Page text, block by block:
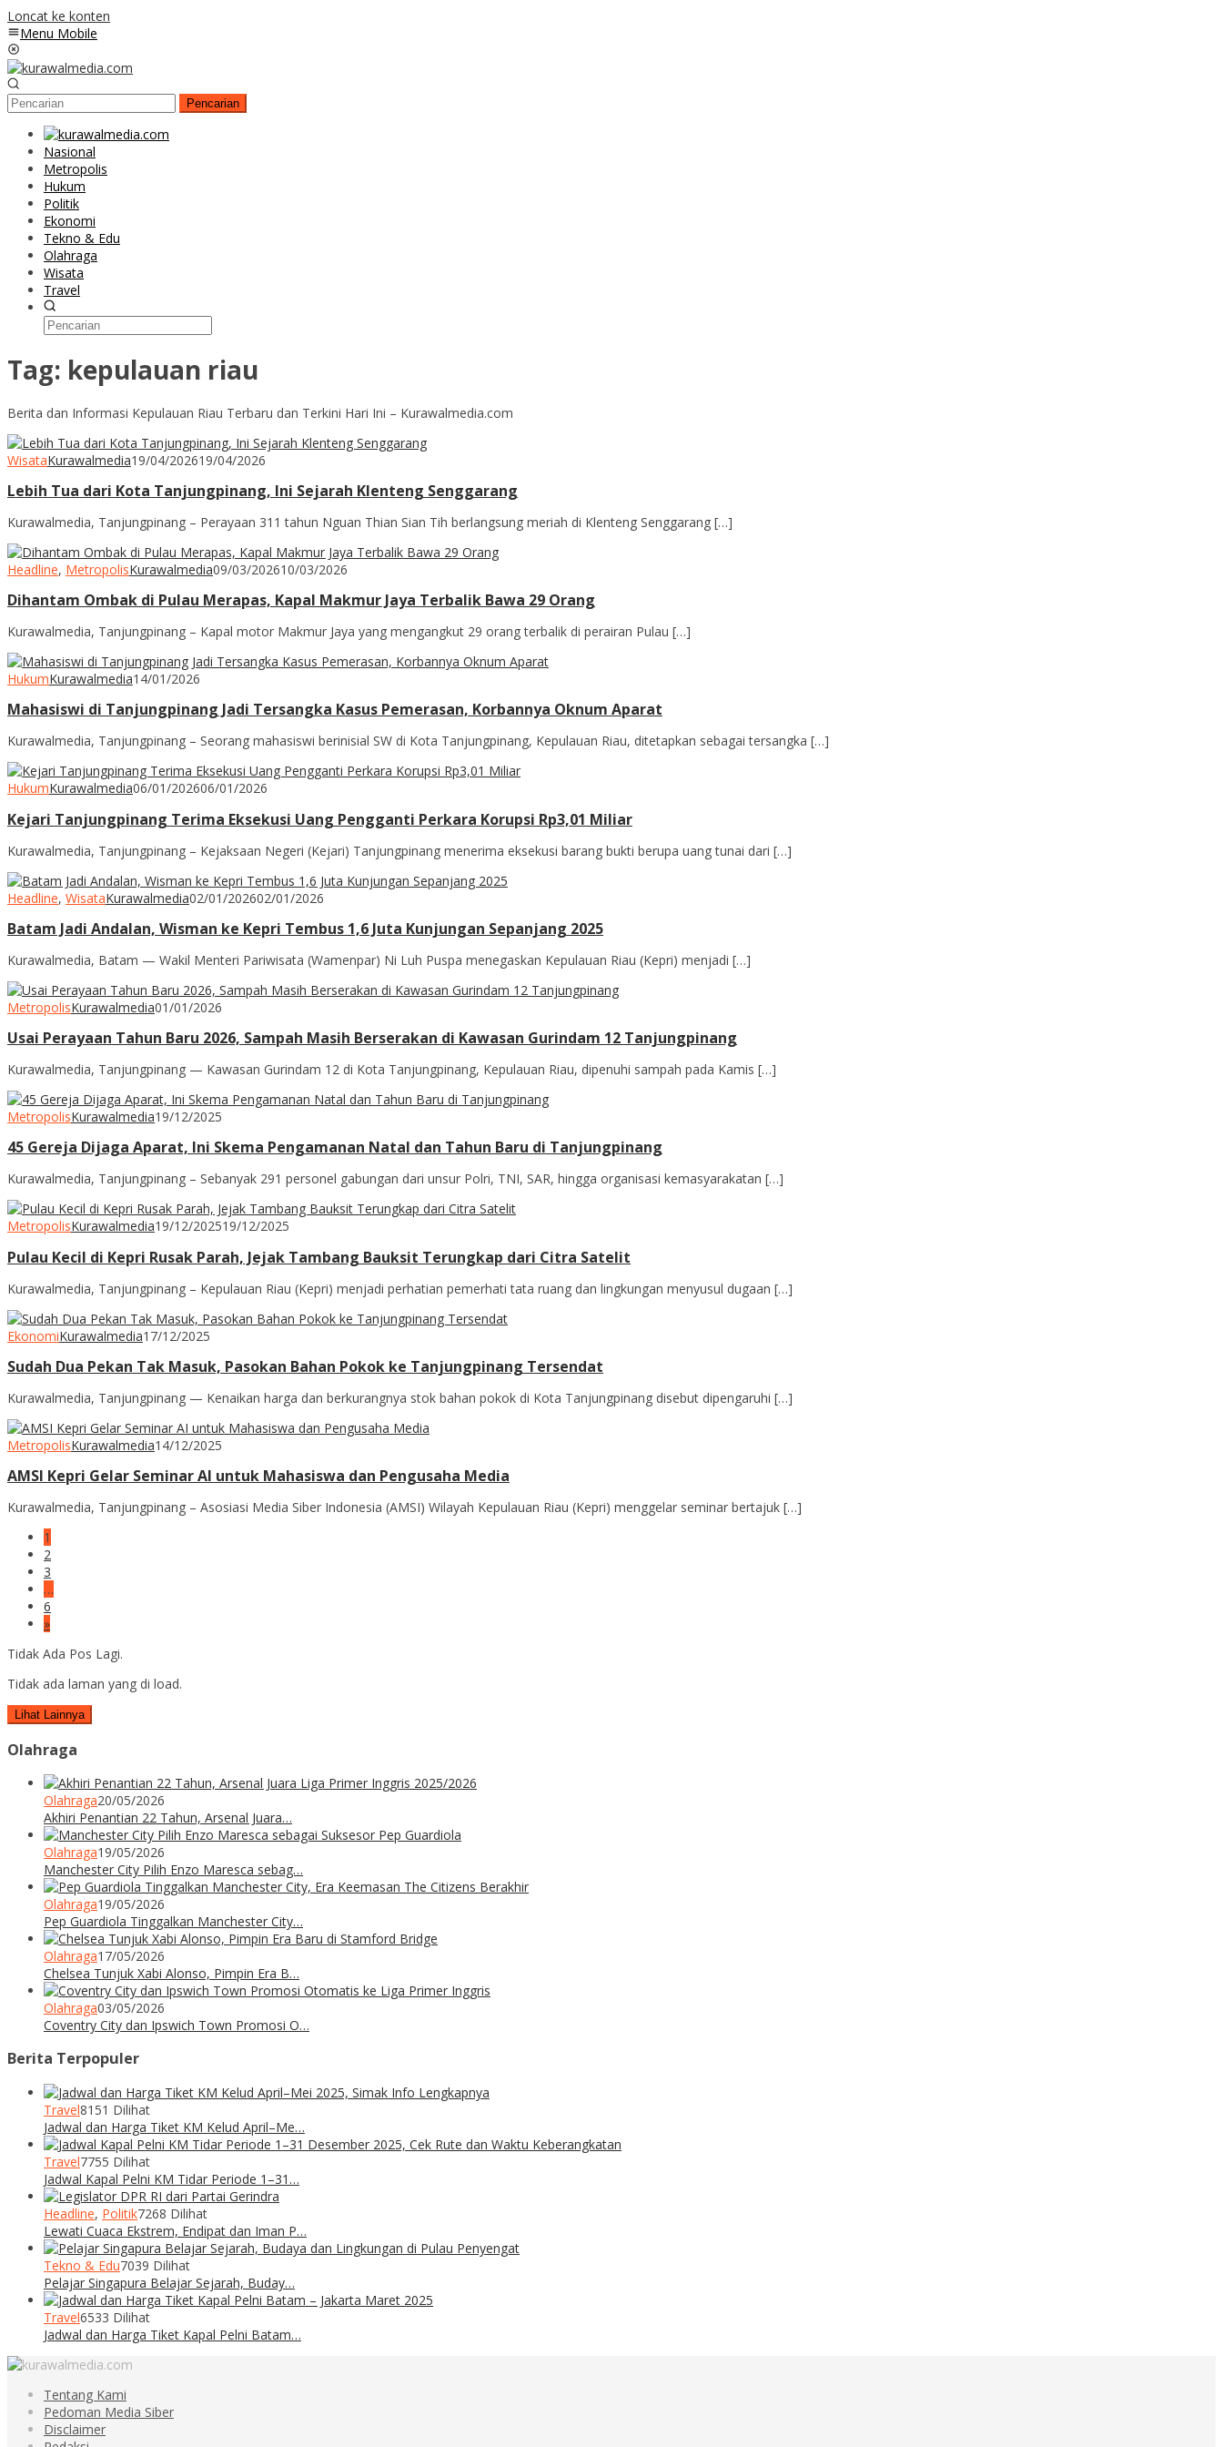
Loncat ke konten
Menu Mobile
Pencarian
Nasional
Metropolis
Hukum
Politik
Ekonomi
Tekno & Edu
Olahraga
Wisata
Travel
Tag: kepulauan riau
Berita dan Informasi Kepulauan Riau Terbaru dan Terkini Hari Ini – Kurawalmedia.com
WisataKurawalmedia19/04/202619/04/2026
Lebih Tua dari Kota Tanjungpinang, Ini Sejarah Klenteng Senggarang
Kurawalmedia, Tanjungpinang – Perayaan 311 tahun Nguan Thian Sian Tih berlangsung meriah di Klenteng Senggarang […]
Headline, MetropolisKurawalmedia09/03/202610/03/2026
Dihantam Ombak di Pulau Merapas, Kapal Makmur Jaya Terbalik Bawa 29 Orang
Kurawalmedia, Tanjungpinang – Kapal motor Makmur Jaya yang mengangkut 29 orang terbalik di perairan Pulau […]
HukumKurawalmedia14/01/2026
Mahasiswi di Tanjungpinang Jadi Tersangka Kasus Pemerasan, Korbannya Oknum Aparat
Kurawalmedia, Tanjungpinang – Seorang mahasiswi berinisial SW di Kota Tanjungpinang, Kepulauan Riau, ditetapkan sebagai tersangka […]
HukumKurawalmedia06/01/202606/01/2026
Kejari Tanjungpinang Terima Eksekusi Uang Pengganti Perkara Korupsi Rp3,01 Miliar
Kurawalmedia, Tanjungpinang – Kejaksaan Negeri (Kejari) Tanjungpinang menerima eksekusi barang bukti berupa uang tunai dari […]
Headline, WisataKurawalmedia02/01/202602/01/2026
Batam Jadi Andalan, Wisman ke Kepri Tembus 1,6 Juta Kunjungan Sepanjang 2025
Kurawalmedia, Batam — Wakil Menteri Pariwisata (Wamenpar) Ni Luh Puspa menegaskan Kepulauan Riau (Kepri) menjadi […]
MetropolisKurawalmedia01/01/2026
Usai Perayaan Tahun Baru 2026, Sampah Masih Berserakan di Kawasan Gurindam 12 Tanjungpinang
Kurawalmedia, Tanjungpinang — Kawasan Gurindam 12 di Kota Tanjungpinang, Kepulauan Riau, dipenuhi sampah pada Kamis […]
MetropolisKurawalmedia19/12/2025
45 Gereja Dijaga Aparat, Ini Skema Pengamanan Natal dan Tahun Baru di Tanjungpinang
Kurawalmedia, Tanjungpinang – Sebanyak 291 personel gabungan dari unsur Polri, TNI, SAR, hingga organisasi kemasyarakatan […]
MetropolisKurawalmedia19/12/202519/12/2025
Pulau Kecil di Kepri Rusak Parah, Jejak Tambang Bauksit Terungkap dari Citra Satelit
Kurawalmedia, Tanjungpinang – Kepulauan Riau (Kepri) menjadi perhatian pemerhati tata ruang dan lingkungan menyusul dugaan […]
EkonomiKurawalmedia17/12/2025
Sudah Dua Pekan Tak Masuk, Pasokan Bahan Pokok ke Tanjungpinang Tersendat
Kurawalmedia, Tanjungpinang — Kenaikan harga dan berkurangnya stok bahan pokok di Kota Tanjungpinang disebut dipengaruhi […]
MetropolisKurawalmedia14/12/2025
AMSI Kepri Gelar Seminar AI untuk Mahasiswa dan Pengusaha Media
Kurawalmedia, Tanjungpinang – Asosiasi Media Siber Indonesia (AMSI) Wilayah Kepulauan Riau (Kepri) menggelar seminar bertajuk […]
1
2
3
…
6
»
Tidak Ada Pos Lagi.
Tidak ada laman yang di load.
Lihat Lainnya
Olahraga
Olahraga20/05/2026
Akhiri Penantian 22 Tahun, Arsenal Juara…
Olahraga19/05/2026
Manchester City Pilih Enzo Maresca sebag…
Olahraga19/05/2026
Pep Guardiola Tinggalkan Manchester City…
Olahraga17/05/2026
Chelsea Tunjuk Xabi Alonso, Pimpin Era B…
Olahraga03/05/2026
Coventry City dan Ipswich Town Promosi O…
Berita Terpopuler
Travel8151 Dilihat
Jadwal dan Harga Tiket KM Kelud April–Me…
Travel7755 Dilihat
Jadwal Kapal Pelni KM Tidar Periode 1–31…
Headline, Politik7268 Dilihat
Lewati Cuaca Ekstrem, Endipat dan Iman P…
Tekno & Edu7039 Dilihat
Pelajar Singapura Belajar Sejarah, Buday…
Travel6533 Dilihat
Jadwal dan Harga Tiket Kapal Pelni Batam…
Tentang Kami
Pedoman Media Siber
Disclaimer